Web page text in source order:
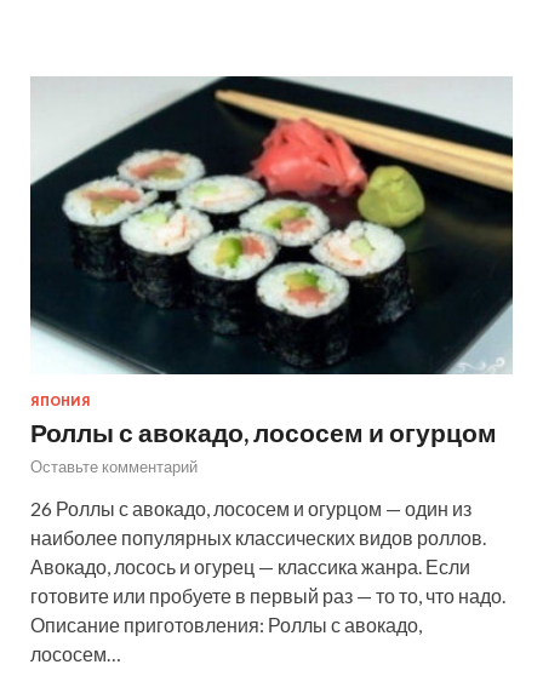
ЯПОНИЯ
Роллы с авокадо, лососем и огурцом
Оставьте комментарий
26 Роллы с авокадо, лососем и огурцом — один из
наиболее популярных классических видов роллов.
Авокадо, лосось и огурец — классика жанра. Если
готовите или пробуете в первый раз — то то, что надо.
Описание приготовления: Роллы с авокадо,
лососем…